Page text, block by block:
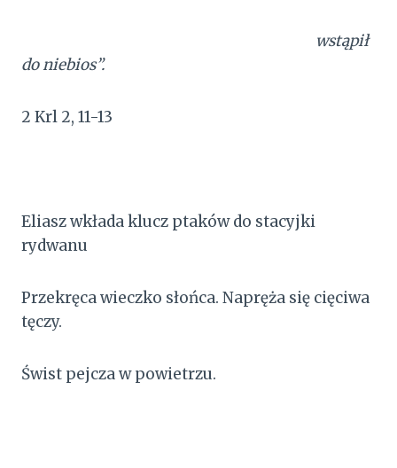
wstąpił
do niebios”.
2 Krl 2, 11-13
Eliasz wkłada klucz ptaków do stacyjki
rydwanu
Przekręca wieczko słońca. Napręża się cięciwa
tęczy.
Świst pejcza w powietrzu.